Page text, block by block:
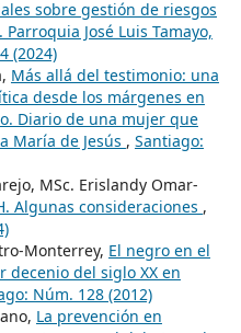
sobre gestión de riesgos
José Luis Tamayo,
(2024)
Más allá del testimonio: una
desde los márgenes en
Diario de una mujer que
María de Jesús , Santiago:
MSc. Erislandy Omar-
Algunas consideraciones ,
Monterrey, El negro en el
decenio del siglo XX en
Núm. 128 (2012)
La prevención en